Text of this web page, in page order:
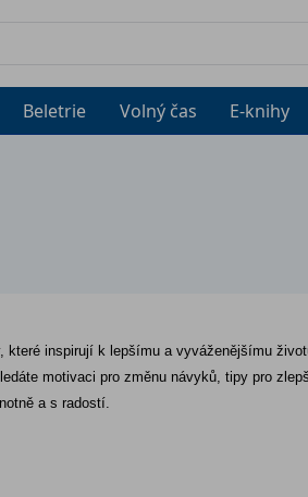
Beletrie Volný čas E-knihy
které inspirují k lepšímu a vyváženějšímu
motivaci pro změnu návyků, tipy pro
a s radostí.